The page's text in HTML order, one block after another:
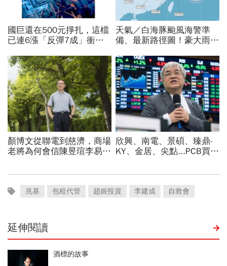
兆基 包租代管 趙姬投資 李建成 自救會
延伸閱讀
酒標的故事